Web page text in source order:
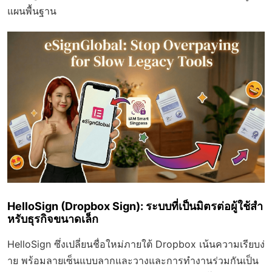
แผนพื้นฐาน
HelloSign (Dropbox Sign): ระบบที่เป็นมิตรต่อผู้ใช้สำ
หรับธุรกิจขนาดเล็ก
HelloSign ซึ่งเปลี่ยนชื่อใหม่ภายใต้ Dropbox เน้นความเรียบง่
าย พร้อมลายเซ็นแบบลากและวางและการทำงานร่วมกันเป็น